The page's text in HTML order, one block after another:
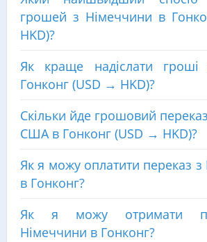
грошей з Німеччини в
HKD)?
Як краще надіслати
Гонконг (USD → HKD)?
Скільки йде грошовий
США в Гонконг (USD → HKD)?
Як я можу оплатити переказ
в Гонконг?
Як я можу отримати
Німеччини в Гонконг?